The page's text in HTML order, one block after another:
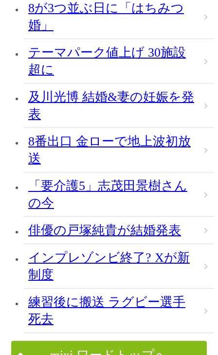
8が3つ並ぶ日に「はちみつ
婚」
テーマパーク値上げ 30施設
超に
及川光博 結婚&妻の妊娠を発
表
8番出口 金ローで地上波初放
送
「要介護5」志茂田景樹さん
の今
俳優の戸塚純貴が結婚発表
インプレゾンビ終了? Xが新
制度
練習後に搬送 ラグビー選手
死去